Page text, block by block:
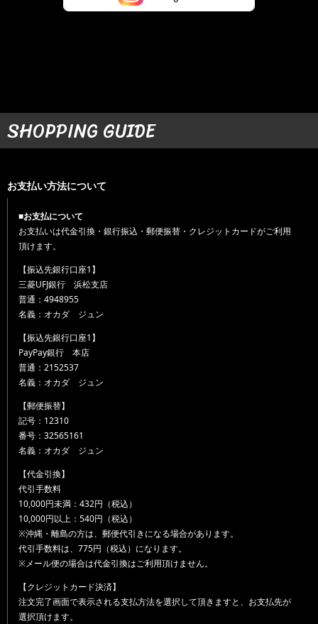
SHOPPING GUIDE
お支払い方法について
■お支払について
お支払いは代金引換・銀行振込・郵便振替・クレジットカードがご利用
頂けます。
【振込先銀行口座1】
三菱UFJ銀行 浜松支店
普通：4948955
名義：オカダ ジュン
【振込先銀行口座1】
PayPay銀行 本店
普通：2152537
名義：オカダ ジュン
【郵便振替】
記号：12310
番号：32565161
名義：オカダ ジュン
【代金引換】
代引手数料
10,000円未満：432円（税込）
10,000円以上：540円（税込）
※沖縄・離島の方は、郵便代引きになる場合があります。
代引手数料は、775円（税込）になります。
※メール便の場合は代金引換はご利用頂けません。
【クレジットカード決済】
注文完了画面で表示される支払方法を選択して頂きますと、お支払先が
選択頂けます。